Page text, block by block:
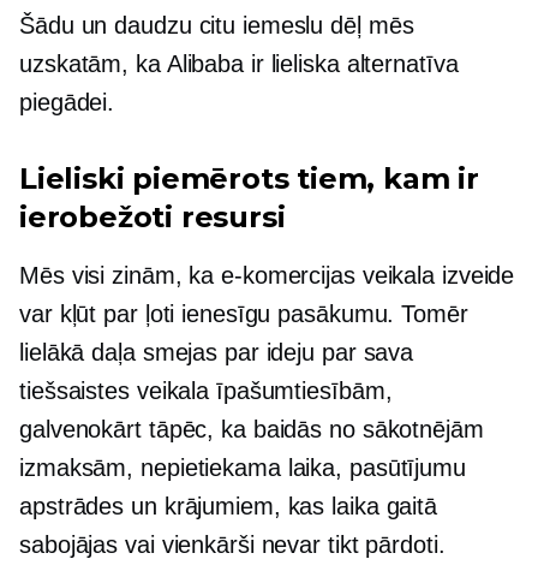
Šādu un daudzu citu iemeslu dēļ mēs
uzskatām, ka Alibaba ir lieliska alternatīva
piegādei.
Lieliski piemērots tiem, kam ir
ierobežoti resursi
Mēs visi zinām, ka e-komercijas veikala izveide
var kļūt par ļoti ienesīgu pasākumu. Tomēr
lielākā daļa smejas par ideju par sava
tiešsaistes veikala īpašumtiesībām,
galvenokārt tāpēc, ka baidās no sākotnējām
izmaksām, nepietiekama laika, pasūtījumu
apstrādes un krājumiem, kas laika gaitā
sabojājas vai vienkārši nevar tikt pārdoti.